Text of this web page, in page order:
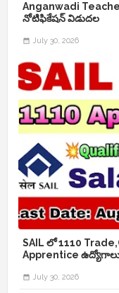
Anganwadi
నోటిఫికేషన్ విడుదల
July 30, 2026
SAIL లో 1110
Apprentice
July 30, 2026